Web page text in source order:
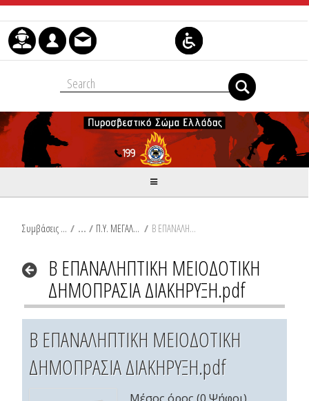
Μετάβαση στο περιεχόμενο
Συμβάσεις Διαβουλεύσεις Διαγωνισμοί / Π.Υ. ΜΕΓΑΛΟΠΟΛΗΣ / Β ΕΠΑΝΑΛΗΠΤΙΚΗ ΜΕΙΟΔΟΤΙΚΗ ΔΗΜΟΠΡΑΣΙΑ ΔΙΑΚΗΡΥΞΗ.pdf
Β ΕΠΑΝΑΛΗΠΤΙΚΗ ΜΕΙΟΔΟΤΙΚΗ
ΔΗΜΟΠΡΑΣΙΑ ΔΙΑΚΗΡΥΞΗ.pdf
Β ΕΠΑΝΑΛΗΠΤΙΚΗ ΜΕΙΟΔΟΤΙΚΗ
ΔΗΜΟΠΡΑΣΙΑ ΔΙΑΚΗΡΥΞΗ.pdf